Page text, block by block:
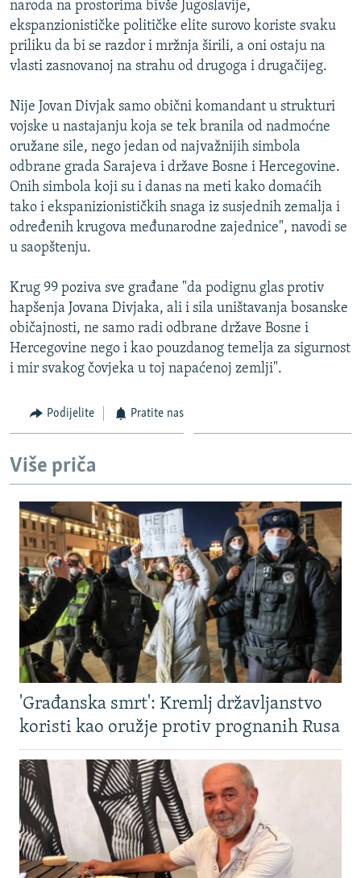
DNEVNO@RSE
SPECIJALI RSE
VIŠE OD NASLOVA
POPLAVE I KLIZIŠTA U BIH 2024.
TV LIBERTY
POST SCRIPTUM
MOJA EVROPA
TRI DECENIJE OD RATA U BIH
NASTANAK I RASPAD JUGOSLAVIJE
Sve RFE/RL stranice
naroda na prostorima bivše Jugoslavije,
ekspanzionističke političke elite surovo koriste svaku
priliku da bi se razdor i mržnja širili, a oni ostaju na
vlasti zasnovanoj na strahu od drugoga i drugačijeg.
Nije Jovan Divjak samo obični komandant u strukturi
vojske u nastajanju koja se tek branila od nadmoćne
oružane sile, nego jedan od najvažnijih simbola
odbrane grada Sarajeva i države Bosne i Hercegovine.
Onih simbola koji su i danas na meti kako domaćih
tako i ekspanizionističkih snaga iz susjednih zemalja i
određenih krugova međunarodne zajednice", navodi se
u saopštenju.
Krug 99 poziva sve građane "da podignu glas protiv
hapšenja Jovana Divjaka, ali i sila uništavanja bosanske
običajnosti, ne samo radi odbrane države Bosne i
Hercegovine nego i kao pouzdanog temelja za sigurnost
i mir svakog čovjeka u toj napaćenoj zemlji".
Podijelite Pratite nas
Više priča
'Građanska smrt': Kremlj državljanstvo
koristi kao oružje protiv prognanih Rusa